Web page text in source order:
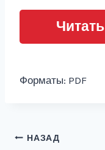
Читать
Форматы: PDF
Навигация
НАЗАД